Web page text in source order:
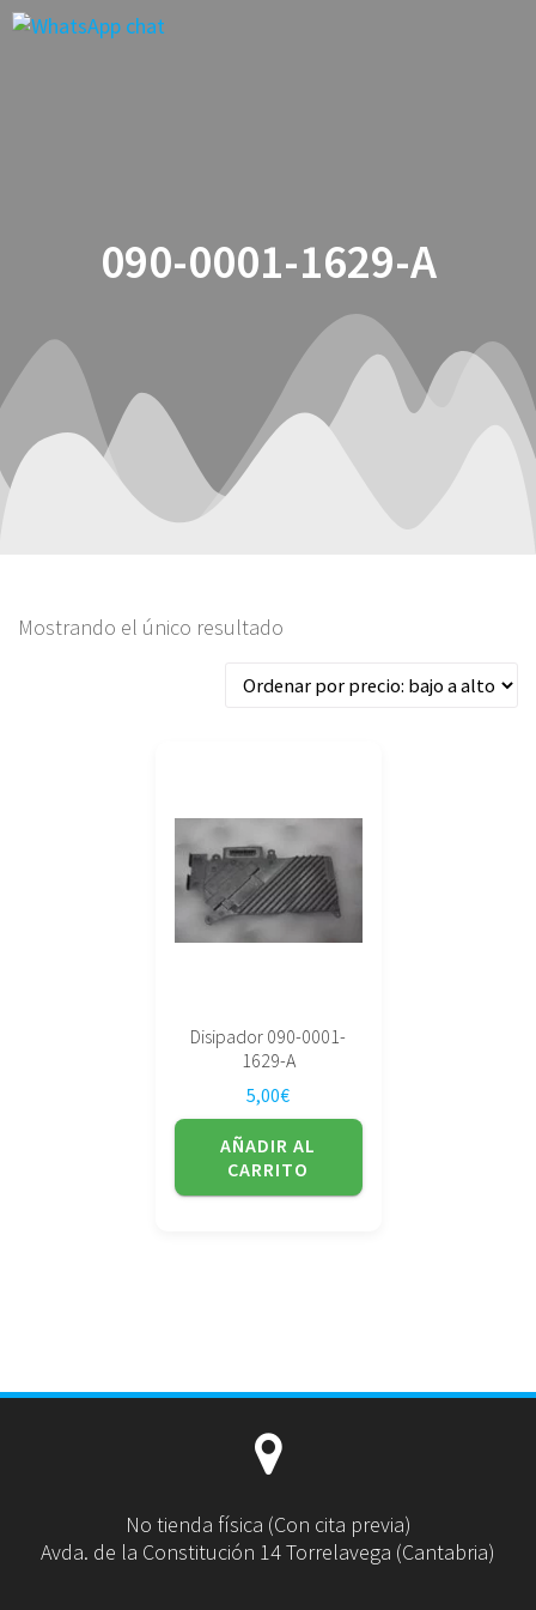
090-0001-1629-A
Mostrando el único resultado
Disipador 090-0001-
1629-A
5,00€
AÑADIR AL
CARRITO
No tienda física (Con cita previa)
Avda. de la Constitución 14 Torrelavega (Cantabria)